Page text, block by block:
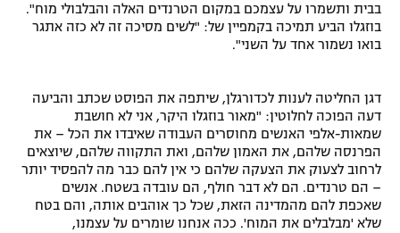
הצטרפות לחבילת הערוצים
תגיות
בבית ותשמרו על עצמכם במקום הטרנדים האלה והבלבולי מוח".
בוזגלו הביע תמיכה בקמפיין של: "לשים מסיכה זה לא כזה אתגר
בואו נשמור אחד על השני".
דגן החליטה לענות לכדורגלן, שיתפה את הפוסט שכתב והביעה
דעה הפוכה לחלוטין: "מאור בוזגלו היקר, אני לא חושבת
שמאות-אלפי האנשים מחוסרים העבודה שאיבדו את הכל – את
הפרנסה שלהם, את האמון שלהם, ואת התקווה שלהם, שיוצאים
לרחוב לצעוק את הצעקה שלהם כי אין להם כבר מה להפסיד יותר
– הם טרנדים. הם לא דבר חולף, הם עובדה בשטח. אנשים
שאכפת להם מהמדינה הזאת, שכל כך אוהבים אותה, והם בטח
שלא 'מבלבלים את המוח'. ככה אנחנו שומרים על עצמנו,